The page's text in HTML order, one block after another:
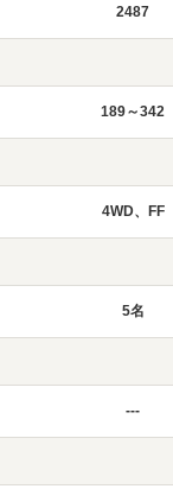
2487
189～342
4WD、FF
5名
---